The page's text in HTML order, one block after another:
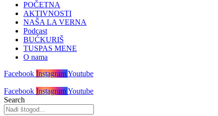
POČETNA
AKTIVNOSTI
NAŠA LA VERNA
Podcast
BUĆKURIŠ
TUSPAS MENE
O nama
Facebook InstagramYoutube
Facebook InstagramYoutube
Search